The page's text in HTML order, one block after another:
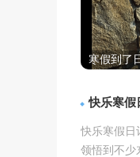
寒假到了
快乐寒假
快乐寒假日
领悟到不少